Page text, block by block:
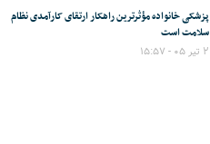
پزشکی خانواده مؤثرترین راهکار ارتقای کارآمدی نظام
سلامت است
۲ تیر ۰۵ - ۱۵:۵۷